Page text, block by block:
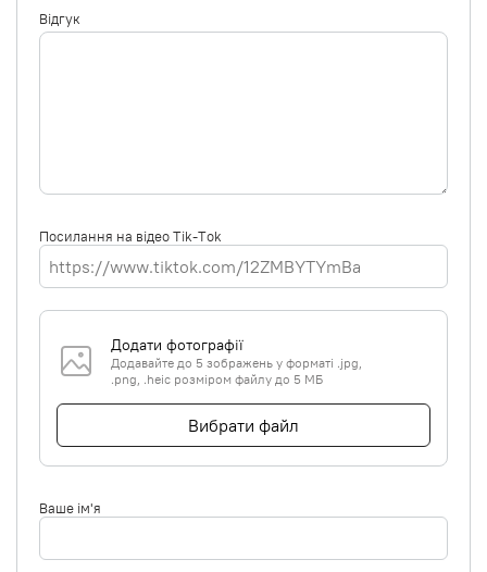
Відгук
Посилання на відео Tik-Tok
Додати фотографії
Додавайте до 5 зображень у форматі .jpg,
.png, .heic розміром файлу до 5 МБ
Вибрати файл
Ваше ім'я